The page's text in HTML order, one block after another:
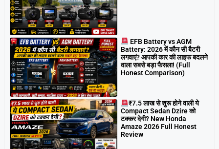
EFB Battery vs AGM
Battery: 2026 में कौन सी बैटरी
लगवाएं? आपकी कार की लाइफ बदलने
वाला सबसे बड़ा फैसला! (Full
Honest Comparison)
₹7.5 लाख से शुरू होने वाली ये
Compact Sedan Dzire को
टक्कर देगी? New Honda
Amaze 2026 Full Honest
Review